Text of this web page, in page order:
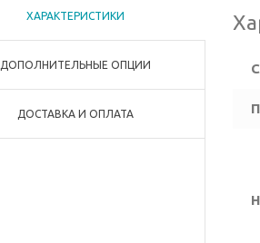
ХАРАКТЕРИСТИКИ
ДОПОЛНИТЕЛЬНЫЕ ОПЦИИ
ДОСТАВКА И ОПЛАТА